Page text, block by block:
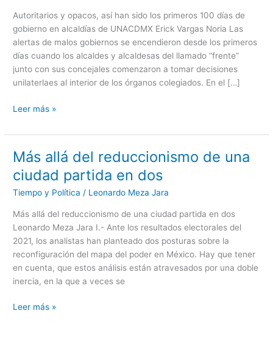
Autoritarios y opacos, así han sido los primeros 100 días de
gobierno en alcaldías de UNACDMX Erick Vargas Noria Las
alertas de malos gobiernos se encendieron desde los primeros
días cuando los alcaldes y alcaldesas del llamado “frente”
junto con sus concejales comenzaron a tomar decisiones
unilaterlaes al interior de los órganos colegiados. En el […]
los
primeros
100
días
de
gobierno
alcaldías
Leer más »
Más allá del reduccionismo de una
ciudad partida en dos
Tiempo y Política / Leonardo Meza Jara
Más allá del reduccionismo de una ciudad partida en dos
Leonardo Meza Jara I.- Ante los resultados electorales del
2021, los analistas han planteado dos posturas sobre la
reconfiguración del mapa del poder en México. Hay que tener
en cuenta, que estos análisis están atravesados por una doble
inercia, en la que a veces se
Más
allá
del
reduccionismo
partida
Leer más »